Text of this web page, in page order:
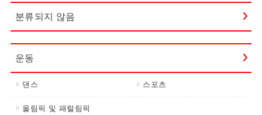
분류되지 않음
운동
댄스 스포츠
올림픽 및 패럴림픽